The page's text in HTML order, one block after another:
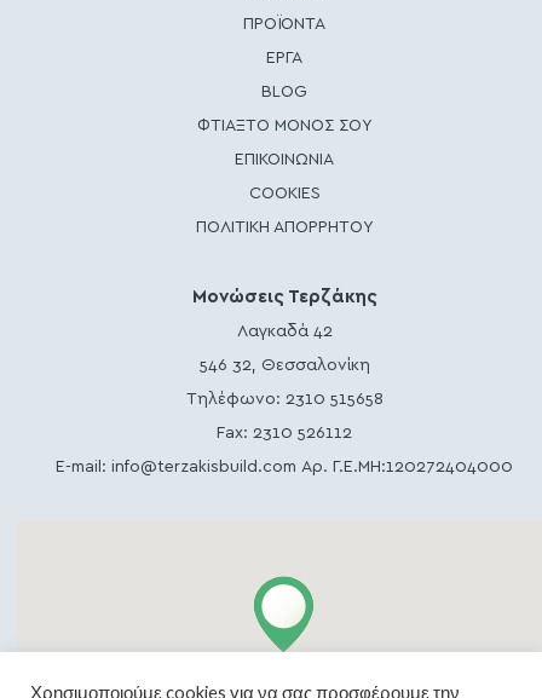
ΠΡΟΪΟΝΤΑ
ΕΡΓΑ
BLOG
ΦΤΙΑΞΤΟ ΜΟΝΟΣ ΣΟΥ
ΕΠΙΚΟΙΝΩΝΙΑ
COOKIES
ΠΟΛΙΤΙΚΗ ΑΠΟΡΡΗΤΟΥ
Μονώσεις Τερζάκης
Λαγκαδά 42
546 32, Θεσσαλονίκη
Τηλέφωνο: 2310 515658
Fax: 2310 526112
E-mail:info@terzakisbuild.com Αρ. Γ.Ε.ΜΗ:120272404000
Χρησιμοποιούμε cookies για να σας προσφέρουμε την